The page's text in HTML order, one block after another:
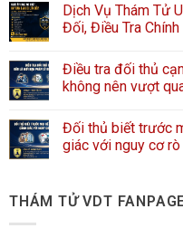
Dịch Vụ Thám Tử
Đối, Điều Tra
Điều tra đối thủ
không nên vượt
Đối thủ biết trước
giác với nguy cơ
THÁM TỬ VDT